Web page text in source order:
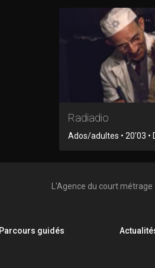
Radiadio
Ados/adultes • 20'03 •
L'Agence du court métrage
Parcours guidés